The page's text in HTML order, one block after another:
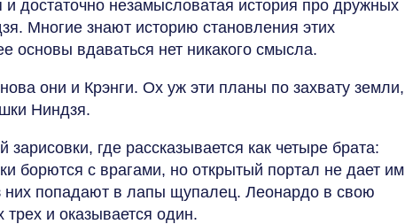
и достаточно незамысловатая история про дружных
Многие знают историю становления этих
основы вдаваться нет никакого смысла.
они и Крэнги. Ох уж эти планы по захвату земли,
Ниндзя.
где рассказывается как четыре брата:
борются с врагами, но открытый портал не дает им
них попадают в лапы щупалец. Леонардо в свою
трех и оказывается один.